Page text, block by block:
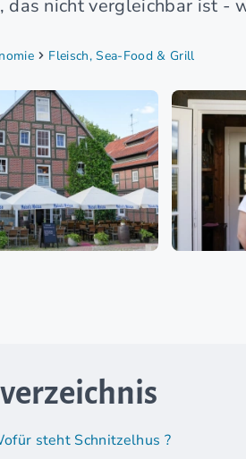
das nicht vergleichbar ist -
Fleisch, Sea-Food & Grill
steht Schnitzelhus ?